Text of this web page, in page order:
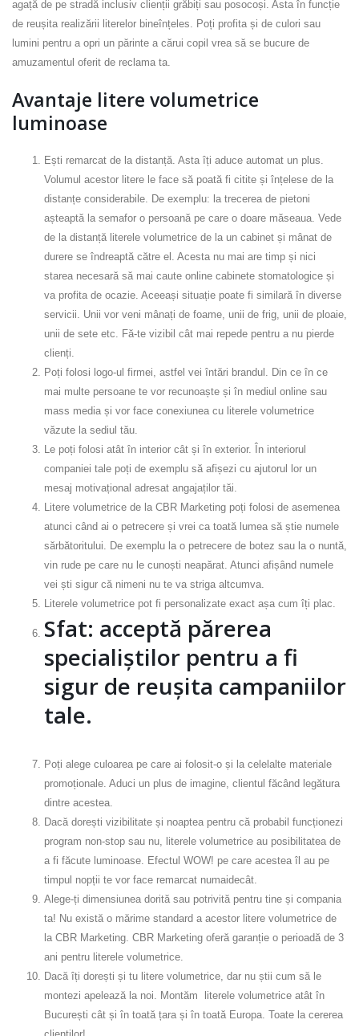
agață de pe stradă inclusiv clienții grăbiți sau posocoși. Asta în funcție
de reușita realizării literelor bineînțeles. Poți profita și de culori sau
lumini pentru a opri un părinte a cărui copil vrea să se bucure de
amuzamentul oferit de reclama ta.
Avantaje litere volumetrice
luminoase
Ești remarcat de la distanță. Asta îți aduce automat un plus.
Volumul acestor litere le face să poată fi citite și înțelese de la
distanțe considerabile. De exemplu: la trecerea de pietoni
așteaptă la semafor o persoană pe care o doare măseaua. Vede
de la distanță literele volumetrice de la un cabinet și mânat de
durere se îndreaptă către el. Acesta nu mai are timp și nici
starea necesară să mai caute online cabinete stomatologice și
va profita de ocazie. Aceeași situație poate fi similară în diverse
servicii. Unii vor veni mânați de foame, unii de frig, unii de ploaie,
unii de sete etc. Fă-te vizibil cât mai repede pentru a nu pierde
clienți.
Poți folosi logo-ul firmei, astfel vei întări brandul. Din ce în ce
mai multe persoane te vor recunoaște și în mediul online sau
mass media și vor face conexiunea cu literele volumetrice
văzute la sediul tău.
Le poți folosi atât în interior cât și în exterior. În interiorul
companiei tale poți de exemplu să afișezi cu ajutorul lor un
mesaj motivațional adresat angajaților tăi.
Litere volumetrice de la CBR Marketing poți folosi de asemenea
atunci când ai o petrecere și vrei ca toată lumea să știe numele
sărbătoritului. De exemplu la o petrecere de botez sau la o nuntă,
vin rude pe care nu le cunoști neapărat. Atunci afișând numele
vei ști sigur că nimeni nu te va striga altcumva.
Literele volumetrice pot fi personalizate exact așa cum îți plac.
Sfat: acceptă părerea
specialiștilor pentru a fi
sigur de reușita campaniilor
tale.
Poți alege culoarea pe care ai folosit-o și la celelalte materiale
promoționale. Aduci un plus de imagine, clientul făcând legătura
dintre acestea.
Dacă dorești vizibilitate și noaptea pentru că probabil funcționezi
program non-stop sau nu, literele volumetrice au posibilitatea de
a fi făcute luminoase. Efectul WOW! pe care acestea îl au pe
timpul nopții te vor face remarcat numaidecât.
Alege-ți dimensiunea dorită sau potrivită pentru tine și compania
ta! Nu există o mărime standard a acestor litere volumetrice de
la CBR Marketing. CBR Marketing oferă garanție o perioadă de 3
ani pentru literele volumetrice.
Dacă îți dorești și tu litere volumetrice, dar nu știi cum să le
montezi apelează la noi. Montăm literele volumetrice atât în
București cât și în toată țara și în toată Europa. Toate la cererea